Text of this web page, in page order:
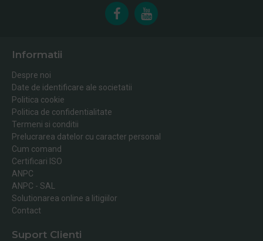
Informatii
Despre noi
Date de identificare ale societatii
Politica cookie
Politica de confidentialitate
Termeni si conditii
Prelucrarea datelor cu caracter personal
Cum comand
Certificari ISO
ANPC
ANPC - SAL
Solutionarea online a litigiilor
Contact
Suport Clienti